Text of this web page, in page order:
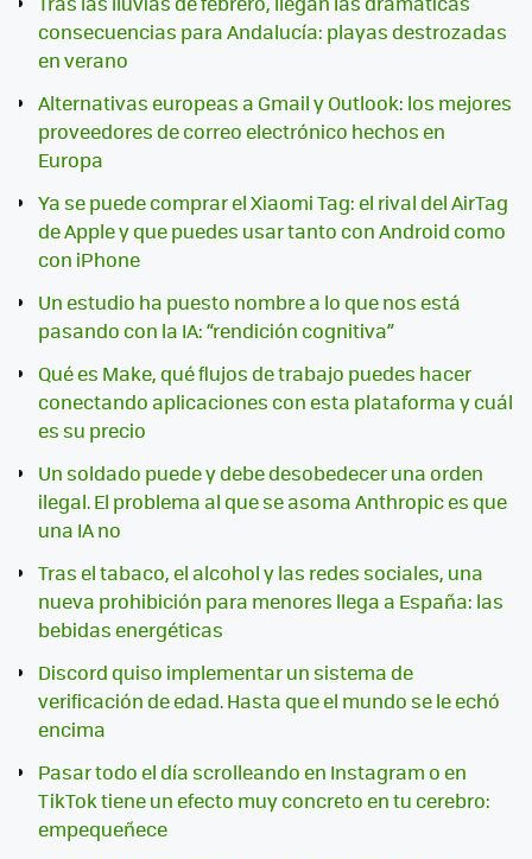
consecuencias para Andalucía: playas destrozadas
en verano
Alternativas europeas a Gmail y Outlook: los mejores
proveedores de correo electrónico hechos en
Europa
Ya se puede comprar el Xiaomi Tag: el rival del AirTag
de Apple y que puedes usar tanto con Android como
con iPhone
Un estudio ha puesto nombre a lo que nos está
pasando con la IA: “rendición cognitiva”
Qué es Make, qué flujos de trabajo puedes hacer
conectando aplicaciones con esta plataforma y cuál
es su precio
Un soldado puede y debe desobedecer una orden
ilegal. El problema al que se asoma Anthropic es que
una IA no
Tras el tabaco, el alcohol y las redes sociales, una
nueva prohibición para menores llega a España: las
bebidas energéticas
Discord quiso implementar un sistema de
verificación de edad. Hasta que el mundo se le echó
encima
Pasar todo el día scrolleando en Instagram o en
TikTok tiene un efecto muy concreto en tu cerebro:
empequeñece